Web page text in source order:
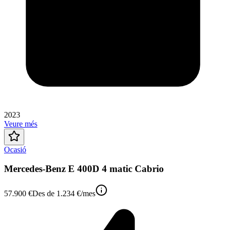
2023
Veure més
Ocasió
Mercedes-Benz E 400D 4 matic Cabrio
57.900 €Des de 1.234 €/mes